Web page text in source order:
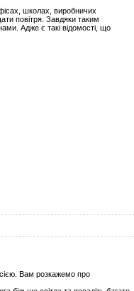
школах, виробничих
повітря. Завдяки таким
Адже є такі відомості, що
Вам розкажемо про